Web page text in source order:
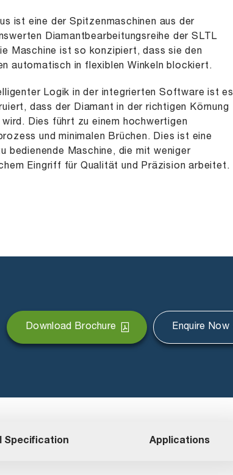
ist eine der Spitzenmaschinen aus der
Diamantbearbeitungsreihe der SLTL
Maschine ist so konzipiert, dass sie den
automatisch in flexiblen Winkeln blockiert.
Logik in der integrierten Software ist es
dass der Diamant in der richtigen Körnung
Dies führt zu einem hochwertigen
und minimalen Brüchen. Dies ist eine
bedienende Maschine, die mit weniger
Eingriff für Qualität und Präzision arbeitet.
Download Brochure Enquire Now
Specification Applications